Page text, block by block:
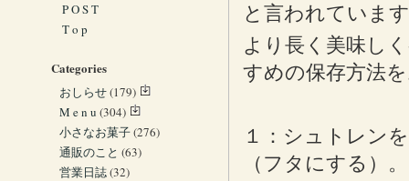
と言われていま
より長く美味し
すめの保存方法
１：シュトレン
（フタにする）。
P O S T
T o p
Categories
おしらせ(179)
M e n u (304)
小さなお菓子(276)
通販のこと (63)
営業日誌(32)